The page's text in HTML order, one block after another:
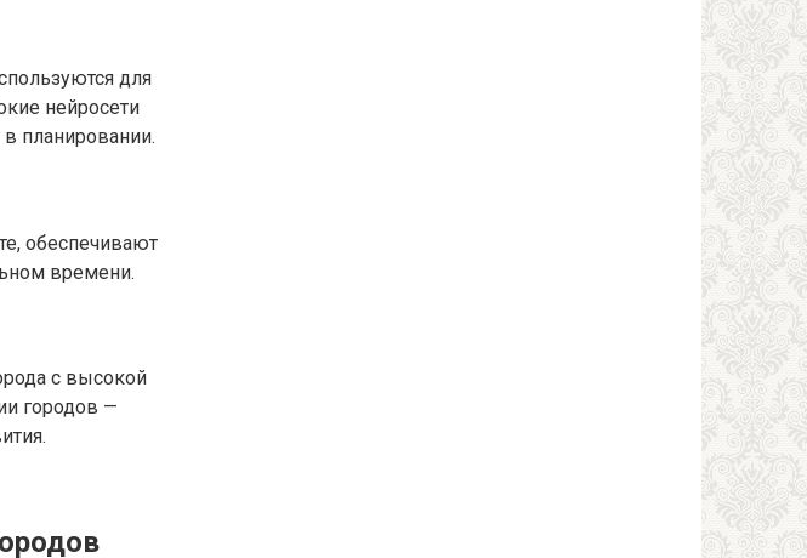
для
нейросети
планировании.
обеспечивают
времени.
с высокой
городов —